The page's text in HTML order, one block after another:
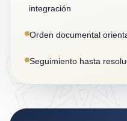
integración
Orden documental
Seguimiento hasta